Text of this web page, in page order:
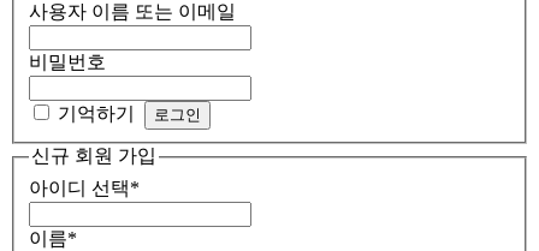
사용자 이름 또는 이메일
비밀번호
기억하기
신규 회원 가입
아이디 선택*
이름*